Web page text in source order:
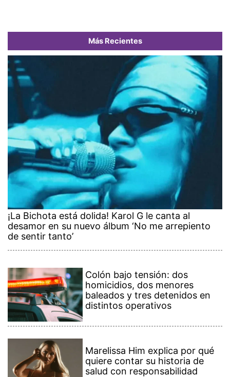
Más Recientes
¡La Bichota está dolida! Karol G le canta al
desamor en su nuevo álbum ‘No me arrepiento
de sentir tanto’
Colón bajo tensión: dos
homicidios, dos menores
baleados y tres detenidos en
distintos operativos
Marelissa Him explica por qué
quiere contar su historia de
salud con responsabilidad